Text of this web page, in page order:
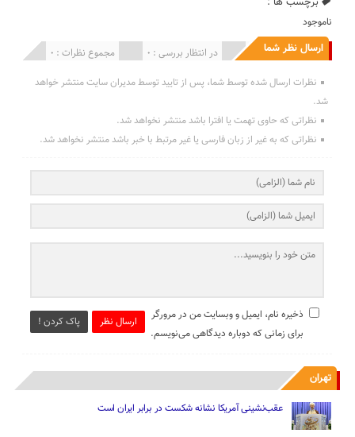
ناموجود
ارسال نظر شما مجموع نظرات : 0 در انتظار بررسی : 0 انتشار یافته : 0
نظرات ارسال شده توسط شما، پس از تایید توسط مدیران سایت منتشر خواهد
شد.
نظراتی که حاوی تهمت یا افترا باشد منتشر نخواهد شد.
نظراتی که به غیر از زبان فارسی یا غیر مرتبط با خبر باشد منتشر نخواهد شد.
ارسال نظر پاک کردن !
ذخیره نام، ایمیل و وبسایت من در مرورگر
برای زمانی که دوباره دیدگاهی می‌نویسم.
تهران
عقب‌نشینی آمریکا نشانه شکست در برابر ایران است